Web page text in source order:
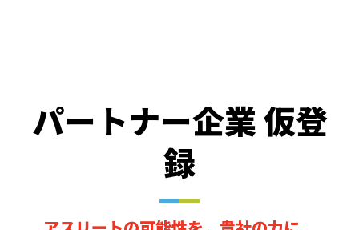
パートナー企業 仮登
録